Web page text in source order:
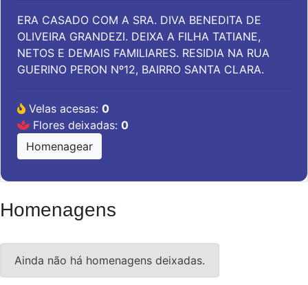
ERA CASADO COM A SRA. DIVA BENEDITA DE
OLIVEIRA GRANDEZI. DEIXA A FILHA TATIANE,
NETOS E DEMAIS FAMILIARES. RESIDIA NA RUA
GUERINO PERON Nº12, BAIRRO SANTA CLARA.
Velas acesas: 0
Flores deixadas: 0
Homenagear
Homenagens
Ainda não há homenagens deixadas.